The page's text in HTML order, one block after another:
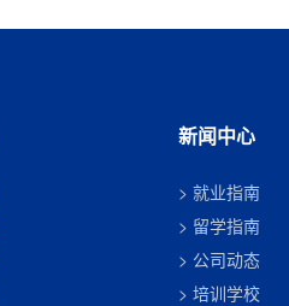
新闻中心
就业指南
留学指南
公司动态
培训学校